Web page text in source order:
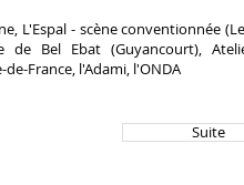
L'Espal - scène conventionnée
de Bel Ebat (Guyancourt),
de-France, l'Adami, l'ONDA
Suite